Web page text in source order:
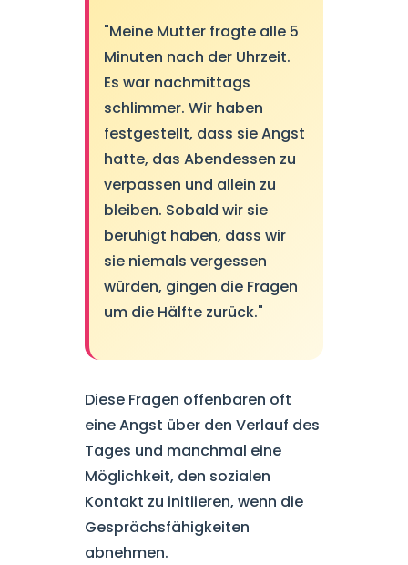
"Meine Mutter fragte alle 5
Minuten nach der Uhrzeit.
Es war nachmittags
schlimmer. Wir haben
festgestellt, dass sie Angst
hatte, das Abendessen zu
verpassen und allein zu
bleiben. Sobald wir sie
beruhigt haben, dass wir
sie niemals vergessen
würden, gingen die Fragen
um die Hälfte zurück."
Diese Fragen offenbaren oft
eine Angst über den Verlauf des
Tages und manchmal eine
Möglichkeit, den sozialen
Kontakt zu initiieren, wenn die
Gesprächsfähigkeiten
abnehmen.